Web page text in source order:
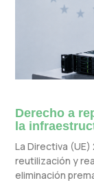
Derecho a
la
La Directiva
reutilización y
eliminación